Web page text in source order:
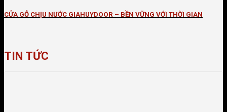
CỬA GỖ CHỊU NƯỚC GIAHUYDOOR – BỀN VỮNG VỚI THỜI GIAN
TIN TỨC